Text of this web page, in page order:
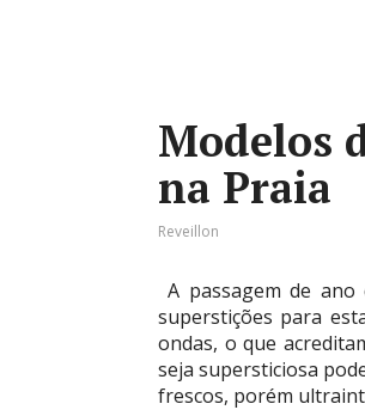
Modelos
na Praia
Reveillon
A passagem de
superstições para
ondas, o que
seja supersticiosa
frescos, porém